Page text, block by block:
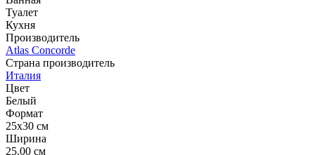
Туалет
Кухня
Производитель
Atlas Concorde
Страна производитель
Италия
Цвет
Белый
Формат
25x30 см
Ширина
25.00 см